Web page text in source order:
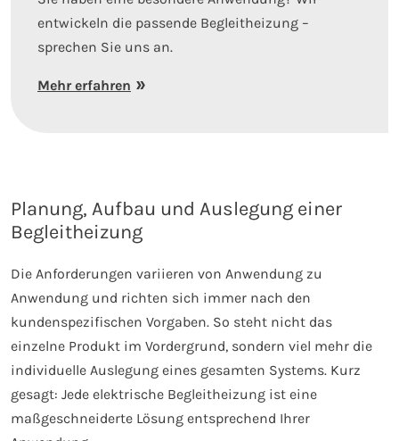
entwickeln die passende Begleitheizung –
sprechen Sie uns an.
Mehr erfahren
Planung, Aufbau und Auslegung einer
Begleitheizung
Die Anforderungen variieren von Anwendung zu
Anwendung und richten sich immer nach den
kundenspezifischen Vorgaben. So steht nicht das
einzelne Produkt im Vordergrund, sondern viel mehr die
individuelle Auslegung eines gesamten Systems. Kurz
gesagt: Jede elektrische Begleitheizung ist eine
maßgeschneiderte Lösung entsprechend Ihrer